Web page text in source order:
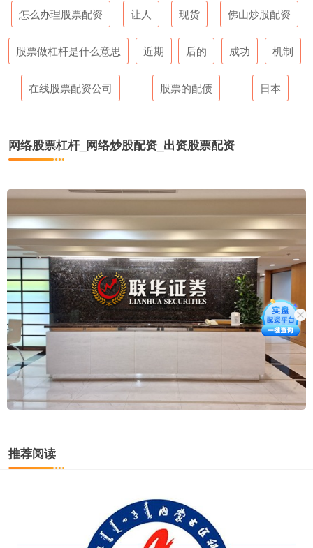
怎么办理股票配资 让人 现货 佛山炒股配资
股票做杠杆是什么意思 近期 后的 成功 机制
在线股票配资公司 股票的配债 日本
网络股票杠杆_网络炒股配资_出资股票配资
推荐阅读